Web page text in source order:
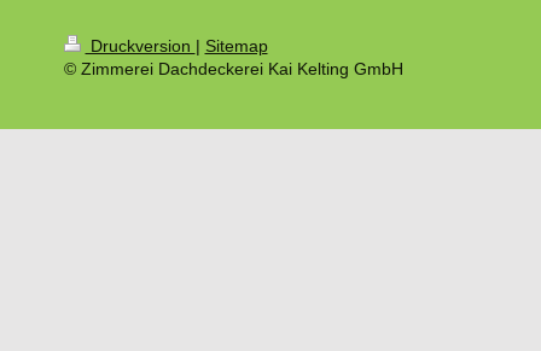
Druckversion | Sitemap
© Zimmerei Dachdeckerei Kai Kelting GmbH